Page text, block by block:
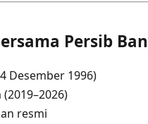
Persib
Desember 1996)
resmi